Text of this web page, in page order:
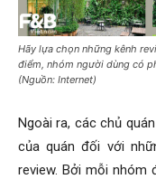
Hãy lựa chọn những kênh
điểm, nhóm người dùng có
(Nguồn: Internet)
Ngoài ra, các chủ
của quán đối với
review. Bởi mỗi nhóm